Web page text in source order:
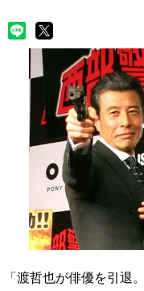
「渡哲也が俳優を引退